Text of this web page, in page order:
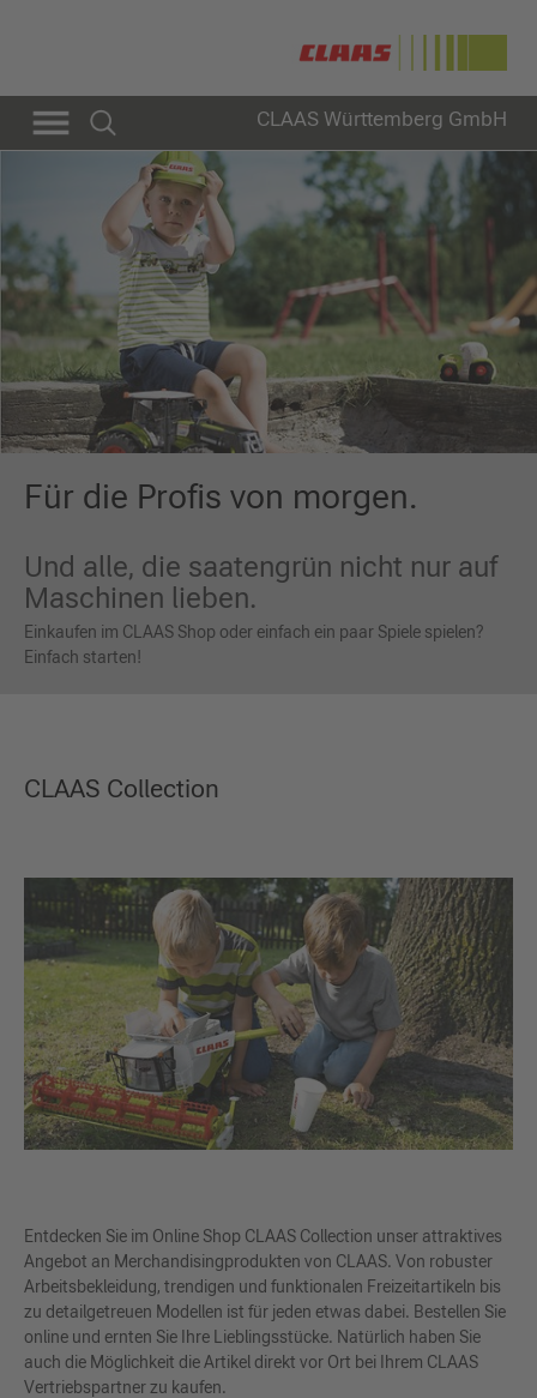
CLAAS Württemberg GmbH
Für die Profis von morgen.
Und alle, die saatengrün nicht nur auf
Maschinen lieben.
Einkaufen im CLAAS Shop oder einfach ein paar Spiele spielen?
Einfach starten!
CLAAS Collection
Entdecken Sie im Online Shop CLAAS Collection unser attraktives
Angebot an Merchandisingprodukten von CLAAS. Von robuster
Arbeitsbekleidung, trendigen und funktionalen Freizeitartikeln bis
zu detailgetreuen Modellen ist für jeden etwas dabei. Bestellen Sie
online und ernten Sie Ihre Lieblingsstücke. Natürlich haben Sie
auch die Möglichkeit die Artikel direkt vor Ort bei Ihrem CLAAS
Vertriebspartner zu kaufen.